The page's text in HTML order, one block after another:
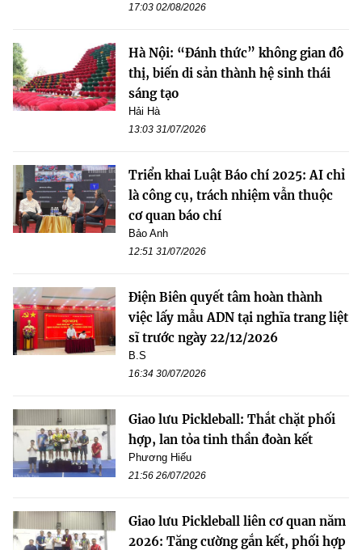
17:03 02/08/2026
Hà Nội: “Đánh thức” không gian đô
thị, biến di sản thành hệ sinh thái
sáng tạo
Hải Hà
13:03 31/07/2026
Triển khai Luật Báo chí 2025: AI chỉ
là công cụ, trách nhiệm vẫn thuộc
cơ quan báo chí
Bảo Anh
12:51 31/07/2026
Điện Biên quyết tâm hoàn thành
việc lấy mẫu ADN tại nghĩa trang liệt
sĩ trước ngày 22/12/2026
B.S
16:34 30/07/2026
Giao lưu Pickleball: Thắt chặt phối
hợp, lan tỏa tinh thần đoàn kết
Phương Hiếu
21:56 26/07/2026
Giao lưu Pickleball liên cơ quan năm
2026: Tăng cường gắn kết, phối hợp